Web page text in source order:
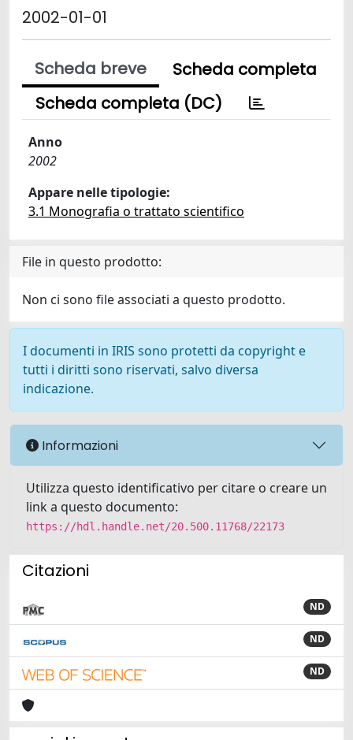
2002-01-01
Scheda breve
Scheda completa
Scheda completa (DC)
Anno
2002
Appare nelle tipologie:
3.1 Monografia o trattato scientifico
File in questo prodotto:
Non ci sono file associati a questo prodotto.
I documenti in IRIS sono protetti da copyright e
tutti i diritti sono riservati, salvo diversa
indicazione.
Informazioni
Utilizza questo identificativo per citare o creare un
link a questo documento:
https://hdl.handle.net/20.500.11768/22173
Citazioni
ND
ND
ND